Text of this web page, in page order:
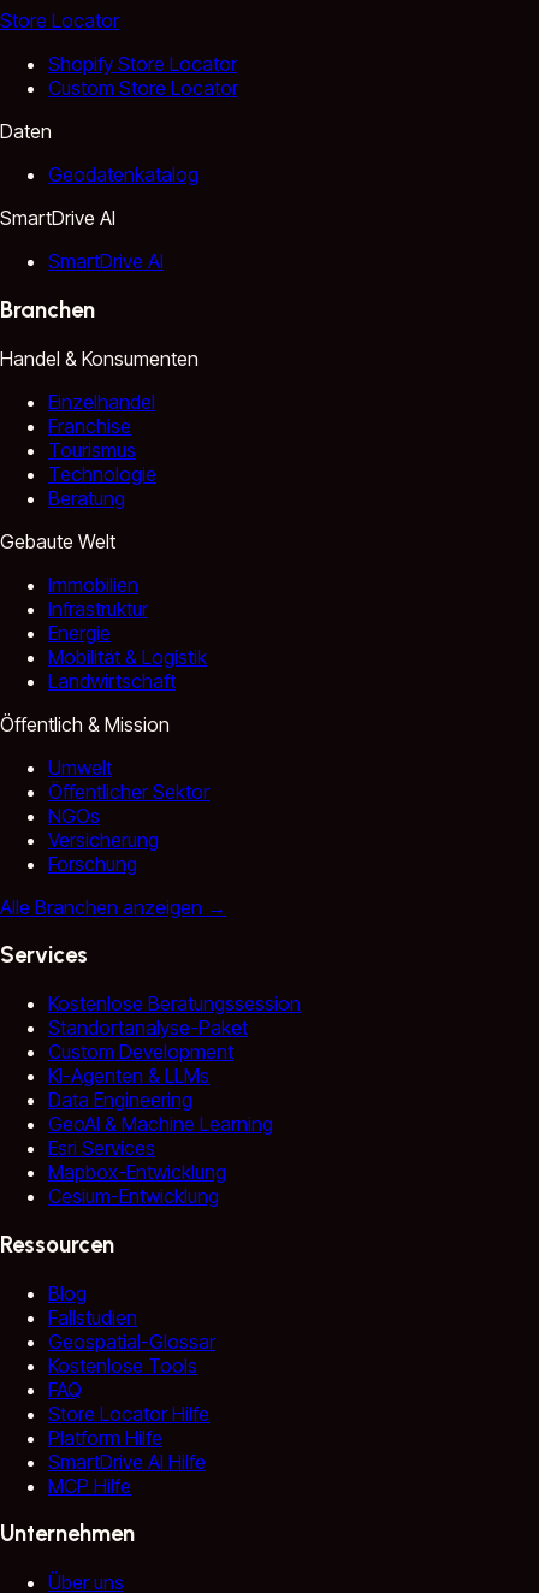
Store Locator
Shopify Store Locator
Custom Store Locator
Daten
Geodatenkatalog
SmartDrive AI
SmartDrive AI
Branchen
Handel & Konsumenten
Einzelhandel
Franchise
Tourismus
Technologie
Beratung
Gebaute Welt
Immobilien
Infrastruktur
Energie
Mobilität & Logistik
Landwirtschaft
Öffentlich & Mission
Umwelt
Öffentlicher Sektor
NGOs
Versicherung
Forschung
Alle Branchen anzeigen →
Services
Kostenlose Beratungssession
Standortanalyse-Paket
Custom Development
KI-Agenten & LLMs
Data Engineering
GeoAI & Machine Learning
Esri Services
Mapbox-Entwicklung
Cesium-Entwicklung
Ressourcen
Blog
Fallstudien
Geospatial-Glossar
Kostenlose Tools
FAQ
Store Locator Hilfe
Platform Hilfe
SmartDrive AI Hilfe
MCP Hilfe
Unternehmen
Über uns